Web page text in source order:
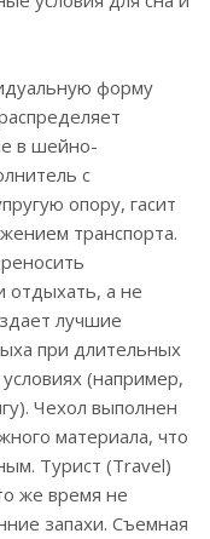
форму
в шейно-
с
опору, гасит
транспорта.
отдыхать, а не
лучшие
при длительных
(например,
Чехол выполнен
материала, что
Турист (Travel)
же время не
запахи. Съемная